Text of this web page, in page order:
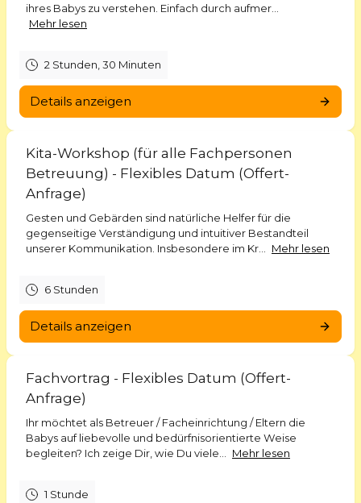
ihres Babys zu verstehen. Einfach durch aufmer...
Mehr lesen
2 Stunden, 30 Minuten
Details anzeigen
Kita-Workshop (für alle Fachpersonen
Betreuung) - Flexibles Datum (Offert-
Anfrage)
Gesten und Gebärden sind natürliche Helfer für die
gegenseitige Verständigung und intuitiver Bestandteil
unserer Kommunikation. Insbesondere im Kr...
Mehr lesen
6 Stunden
Details anzeigen
Fachvortrag - Flexibles Datum (Offert-
Anfrage)
Ihr möchtet als Betreuer / Facheinrichtung / Eltern die
Babys auf liebevolle und bedürfnis­orientierte Weise
begleiten? Ich zeige Dir, wie Du viele...
Mehr lesen
1 Stunde